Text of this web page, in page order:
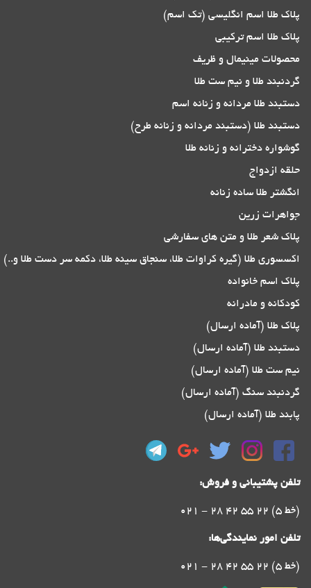
پلاک طلا اسم انگلیسی (تک اسم)
پلاک طلا اسم ترکیبی
محصولات مینیمال و ظریف
گردنبند طلا و نیم ست طلا
دستبند طلا مردانه و زنانه اسم
دستبند طلا (دستبند مردانه و زنانه طرح)
گوشواره دخترانه و زنانه طلا
حلقه ازدواج
انگشتر طلا ساده زنانه
جواهرات زرین
پلاک شعر طلا و متن های سفارشی
اکسسوری طلا (گیره کراوات طلا، سنجاق سینه طلا، دکمه سر دست طلا و..)
پلاک اسم خانواده
کودکانه و مادرانه
پلاک طلا (آماده ارسال)
دستبند طلا (آماده ارسال)
نیم ست طلا (آماده ارسال)
گردنبند سنگ (آماده ارسال)
پابند طلا (آماده ارسال)
تلفن پشتیبانی و فروش:
021 - 28 42 55 22 (5 خط)
تلفن امور نمایندگی‌ها:
021 - 28 42 55 22 (5 خط)